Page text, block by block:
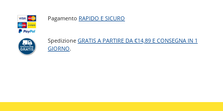
Pagamento RAPIDO E SICURO
SpedizioneGRATIS A PARTIRE DA €14,89 E CONSEGNA IN 1
GIORNO.